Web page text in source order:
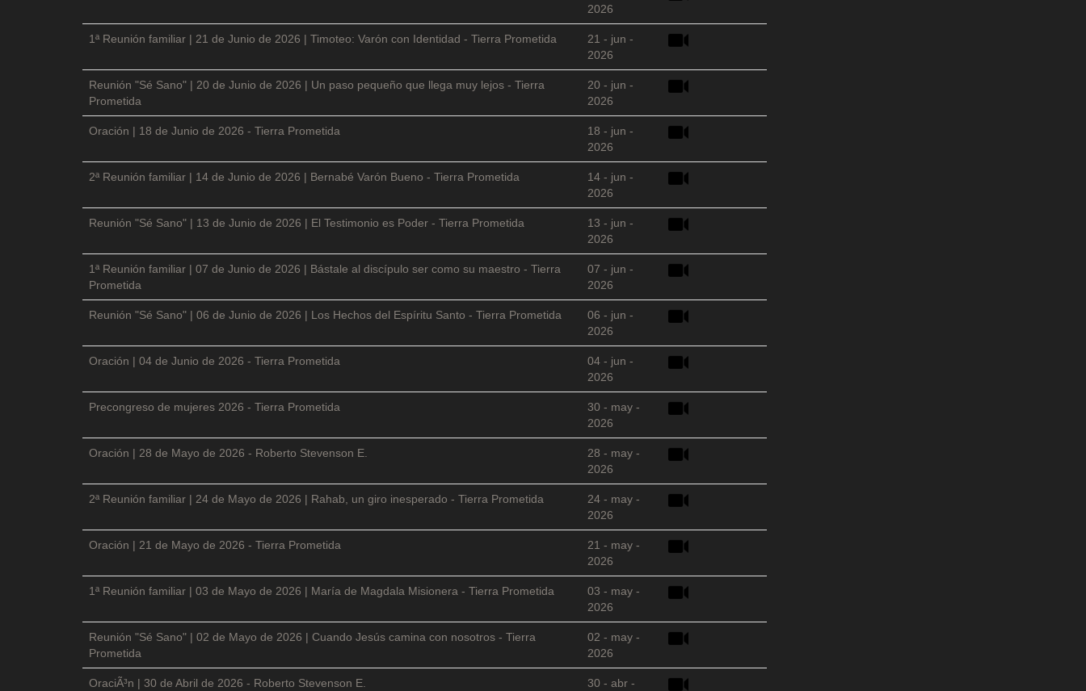
2026
1ª Reunión familiar | 21 de Junio de 2026 | Timoteo: Varón con Identidad - Tierra Prometida
21 - jun -
2026
Reunión "Sé Sano" | 20 de Junio de 2026 | Un paso pequeño que llega muy lejos - Tierra
Prometida
20 - jun -
2026
Oración | 18 de Junio de 2026 - Tierra Prometida
18 - jun -
2026
2ª Reunión familiar | 14 de Junio de 2026 | Bernabé Varón Bueno - Tierra Prometida
14 - jun -
2026
Reunión "Sé Sano" | 13 de Junio de 2026 | El Testimonio es Poder - Tierra Prometida
13 - jun -
2026
1ª Reunión familiar | 07 de Junio de 2026 | Bástale al discípulo ser como su maestro - Tierra
Prometida
07 - jun -
2026
Reunión "Sé Sano" | 06 de Junio de 2026 | Los Hechos del Espíritu Santo - Tierra Prometida
06 - jun -
2026
Oración | 04 de Junio de 2026 - Tierra Prometida
04 - jun -
2026
Precongreso de mujeres 2026 - Tierra Prometida
30 - may -
2026
Oración | 28 de Mayo de 2026 - Roberto Stevenson E.
28 - may -
2026
2ª Reunión familiar | 24 de Mayo de 2026 | Rahab, un giro inesperado - Tierra Prometida
24 - may -
2026
Oración | 21 de Mayo de 2026 - Tierra Prometida
21 - may -
2026
1ª Reunión familiar | 03 de Mayo de 2026 | María de Magdala Misionera - Tierra Prometida
03 - may -
2026
Reunión "Sé Sano" | 02 de Mayo de 2026 | Cuando Jesús camina con nosotros - Tierra
Prometida
02 - may -
2026
OraciÃ³n | 30 de Abril de 2026 - Roberto Stevenson E.
30 - abr -